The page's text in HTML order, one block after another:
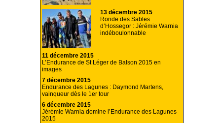
13 décembre 2015
Ronde des Sables
d’Hossegor : Jérémie Warnia
indéboulonnable
11 décembre 2015
L’Endurance de St Léger de Balson 2015 en
images
7 décembre 2015
Endurance des Lagunes : Daymond Martens,
vainqueur dès le 1er tour
6 décembre 2015
Jérémie Warnia domine l’Endurance des Lagunes
2015